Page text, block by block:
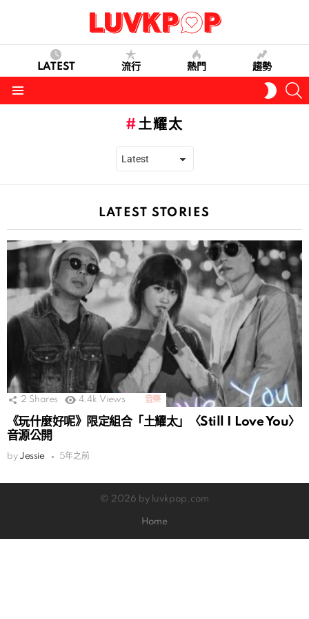
LATEST 流行 熱門 趨勢
SKIN
土耀太
LATEST STORIES
2 Shares 4.4k Views 音樂
《玩什麼好呢》限定組合「土耀太」〈Still I Love You〉
音源公開
by Jessie 5年之前
© 2026 by luvkpop.com
Home